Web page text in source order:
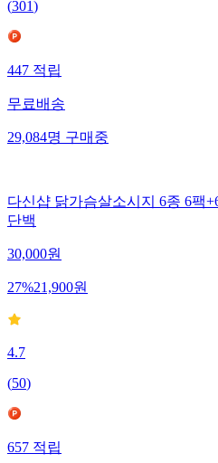
(301)
447적립
무료배송
29,084명구매중
다신샵 닭가슴살소시지 6종 6팩
단백
30,000원
27%21,900원
4.7
(50)
657적립